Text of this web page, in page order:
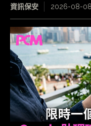
資訊保安 2026-08-08